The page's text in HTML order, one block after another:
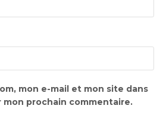
mon e-mail et mon site dans
mon prochain commentaire.